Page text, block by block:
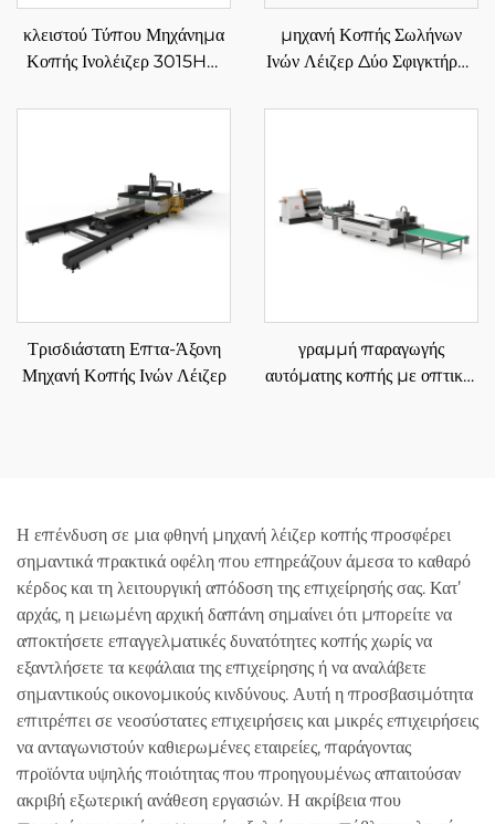
κλειστού Τύπου Μηχάνημα
Κοπής Ινολέιζερ 3015HU
Εκφόρτωση Αποθήκης
μηχανή Κοπής Σωλήνων
Ινών Λέιζερ Δύο Σφιγκτήρων
Τρισδιάστατη Επτα-Άξονη
Μηχανή Κοπής Ινών Λέιζερ
γραμμή παραγωγής
αυτόματης κοπής με οπτικές
Η επένδυση σε μια φθηνή μηχανή λέιζερ κοπής προσφέρει
σημαντικά πρακτικά οφέλη που επηρεάζουν άμεσα το καθαρό
κέρδος και τη λειτουργική απόδοση της επιχείρησής σας. Κατ’
αρχάς, η μειωμένη αρχική δαπάνη σημαίνει ότι μπορείτε να
αποκτήσετε επαγγελματικές δυνατότητες κοπής χωρίς να
εξαντλήσετε τα κεφάλαια της επιχείρησης ή να αναλάβετε
σημαντικούς οικονομικούς κινδύνους. Αυτή η προσβασιμότητα
επιτρέπει σε νεοσύστατες επιχειρήσεις και μικρές επιχειρήσεις
να ανταγωνιστούν καθιερωμένες εταιρείες, παράγοντας
προϊόντα υψηλής ποιότητας που προηγουμένως απαιτούσαν
ακριβή εξωτερική ανάθεση εργασιών. Η ακρίβεια που